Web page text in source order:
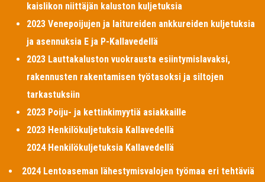
kaislikon niittäjän kaluston kuljetuksia
2023 Venepoijujen ja laitureiden ankkureiden kuljetuksia
ja asennuksia E ja P-Kallavedellä
2023 Lauttakaluston vuokrausta esiintymislavaksi,
rakennusten rakentamisen työtasoksi ja siltojen
tarkastuksiin
2023 Poiju- ja kettinkimyytiä asiakkaille
2023 Henkilökuljetuksia Kallavedellä
2024 Henkilökuljetuksia Kallavedellä
2024 Lentoaseman lähestymisvalojen työmaa eri tehtäviä